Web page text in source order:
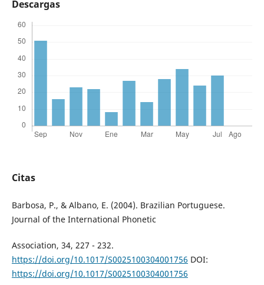
Descargas
Citas
Barbosa, P., & Albano, E. (2004). Brazilian Portuguese.
Journal of the International Phonetic
Association, 34, 227 - 232.
https://doi.org/10.1017/S0025100304001756 DOI:
https://doi.org/10.1017/S0025100304001756